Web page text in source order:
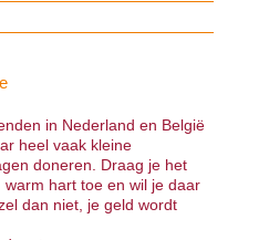
in Nederland en België
heel vaak kleine
doneren. Draag je het
hart toe en wil je daar
dan niet, je geld wordt